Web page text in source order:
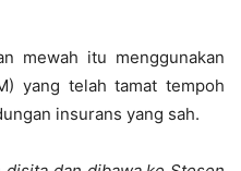
mewah itu menggunakan
yang telah tamat tempoh
insurans yang sah.